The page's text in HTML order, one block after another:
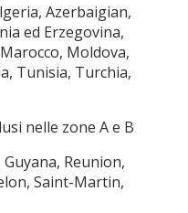
Azerbaigian,
ed Erzegovina,
Moldova,
Tunisia, Turchia,
nelle zone A e B
Reunion,
Saint-Martin,